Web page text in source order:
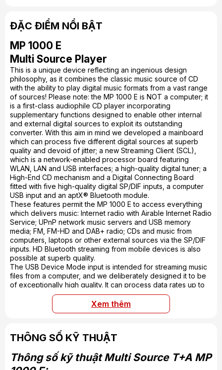
ĐẶC ĐIỂM NỔI BẬT
MP 1000 E
Multi Source Player
This is a unique device reflecting an ingenious design
philosophy, as it combines the classic music source of CD
with the ability to play digital music formats from a vast range
of sources! Please note: the MP 1000 E is NOT a computer; it
is a first-class audiophile CD player incorporating
supplementary functions designed to enable other internal
and external digital sources to exploit its outstanding
converter. With this aim in mind we developed a mainboard
which can process five different digital sources at superb
quality and devoid of jitter; a new Streaming Client (SCL),
which is a network-enabled processor board featuring
WLAN, LAN and USB interfaces; a high-quality digital tuner; a
High-End CD mechanism and a Digital Connecting Board
fitted with five high-quality digital SP/DIF inputs, a computer
USB input and an aptX® Bluetooth module.
These features permit the MP 1000 E to access everything
which delivers music: Internet radio with Airable Internet Radio
Service; UPnP network music servers and USB memory
media; FM, FM-HD and DAB+ radio; CDs and music from
computers, laptops or other external sources via the SP/DIF
inputs. HD Bluetooth streaming from mobile devices is also
possible at superb quality.
The USB Device Mode input is intended for streaming music
files from a computer, and we deliberately designed it to be
of exceptionally high quality. It can process data rates up to
32-bit / 384 kHz for PCM and DSD 256 (12 MHz).
The heart of the MP 1000 E is its double-mono differential
converter (DAC) combined with audiophile high-bandwidth
clock resynchronisation circuit to eliminate jitter and all forms
of external interference. It is this combination which is
“analogue sound”, which is refreshingly different from many
other digital players.
Xem thêm
THÔNG SỐ KỸ THUẬT
Thông số kỹ thuật Multi Source T+A MP